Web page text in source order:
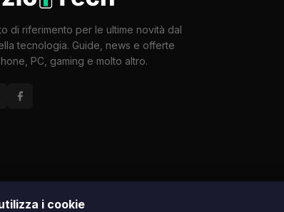
i cookie
di riferimento per le ultime novità dal
tecnologia. Guide, news e offerte
PC, gaming e molto altro.
presenti su questo sito sono di proprietà dei rispettivi autori e